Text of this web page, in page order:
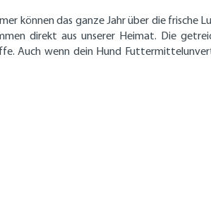
können das ganze Jahr über die frische
direkt aus unserer Heimat. Die
Auch wenn dein Hund